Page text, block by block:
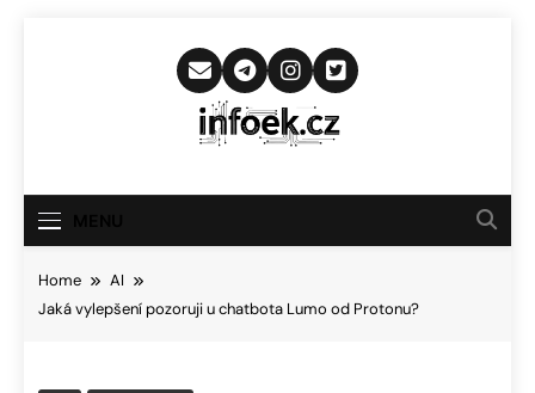
Infoek.cz
Novinkám
Home
AI
Jaká vylepšení pozoruji u chatbota Lumo od Protonu?